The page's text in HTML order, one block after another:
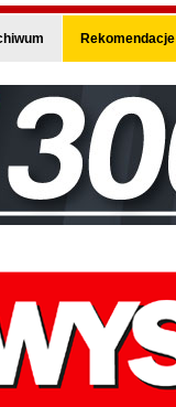
Rekomendacje